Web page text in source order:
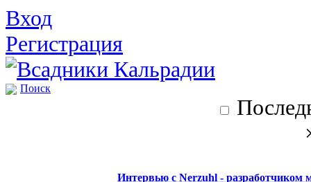
Вход
Регистрация
Поиск
Интервью с Nerzuhl - разработчиком